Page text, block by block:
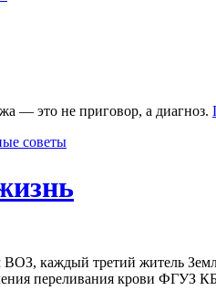
— это не приговор, а диагноз.
советы
каждый третий житель
переливания крови ФГУЗ